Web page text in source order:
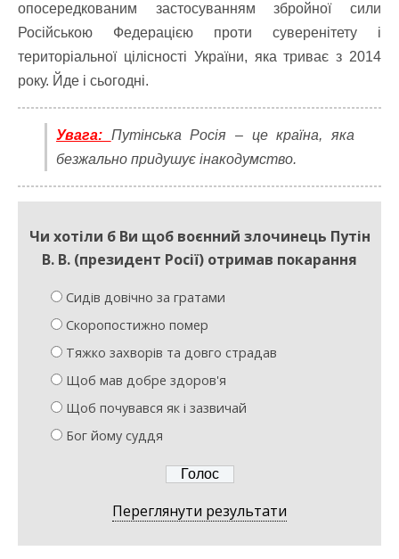
опосередкованим застосуванням збройної сили
Російською Федерацією проти суверенітету і
територіальної цілісності України, яка триває з 2014
року. Йде і сьогодні.
Увага: Путінська Росія – це країна, яка
безжально придушує інакодумство.
Чи хотіли б Ви щоб воєнний злочинець Путін
В. В. (президент Росії) отримав покарання
Сидів довічно за гратами
Скоропостижно помер
Тяжко захворів та довго страдав
Щоб мав добре здоров'я
Щоб почувався як і зазвичай
Бог йому суддя
Переглянути результати